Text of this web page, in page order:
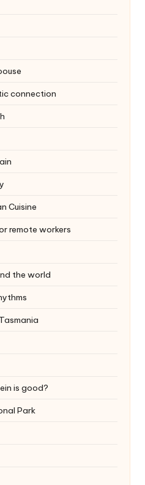
connection
Cuisine
remote workers
the world
is good?
Park